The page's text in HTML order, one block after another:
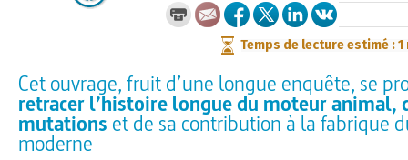
Temps de lecture estimé : 1
Cet ouvrage, fruit d’une longue enquête, se
retracer l’histoire longue du moteur animal,
mutations et de sa contribution à la fabrique
moderne